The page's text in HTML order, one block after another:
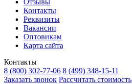
Контакты
Реквизиты
Вакансии
Оптовикам
Карта сайта
Контакты
8 (800) 302-77-06 8 (499) 348-15-11
Заказать звонок Рассчитать стоимость